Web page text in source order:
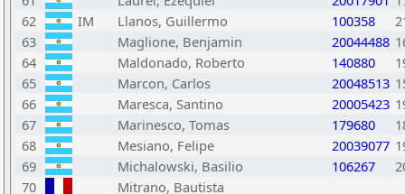
62
IM Llanos, Guillermo 100358
63
Maglione, Benjamin 20044488
64
Maldonado, Roberto 140880
65
Marcon, Carlos 20048513
66
Maresca, Santino 20005423
67
Marinesco, Tomas 179680
68
Mesiano, Felipe 20039077
69
Michalowski, Basilio 106267
70
Mitrano, Bautista